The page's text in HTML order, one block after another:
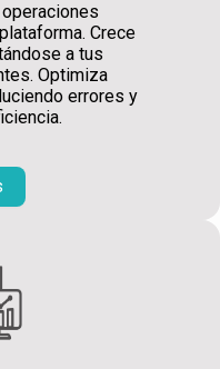
Crece
a tus
Optimiza
errores y